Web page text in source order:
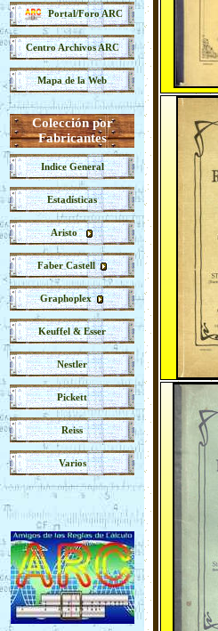
Portal/Foro ARC
Centro Archivos ARC
Mapa de la Web
Colección por
Fabricantes
Indice General
Estadísticas
Aristo
Faber Castell
Graphoplex
Keuffel & Esser
Nestler
Pickett
Reiss
Varios